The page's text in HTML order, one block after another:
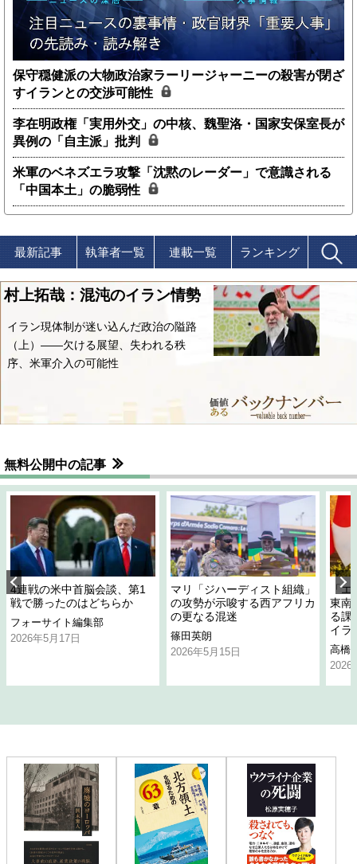
保守穏健派の大物政治家ラーリージャーニーの殺害が閉ざ
すイランとの交渉可能性
李在明政権「実用外交」の中核、魏聖洛・国家安保室長が
異例の「自主派」批判
米軍のベネズエラ攻撃「沈黙のレーダー」で意識される
「中国本土」の脆弱性
最新記事 執筆者一覧 連載一覧 ランキング
村上拓哉：混沌のイラン情勢
イラン現体制が迷い込んだ政治の隘路
（上）――欠ける展望、失われる秩
序、米軍介入の可能性
無料公開中の記事
4連戦の米中首脳会談、第1
戦で勝ったのはどちらか
フォーサイト編集部
2026年5月17日
マリ「ジハーディスト組織」
の攻勢が示唆する西アフリカ
の更なる混迷
篠田英朗
2026年5月15日
「
東南
る課
イラ
高橋
2026